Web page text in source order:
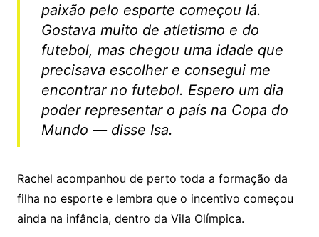
paixão pelo esporte começou lá.
Gostava muito de atletismo e do
futebol, mas chegou uma idade que
precisava escolher e consegui me
encontrar no futebol. Espero um dia
poder representar o país na Copa do
Mundo — disse Isa.
Rachel acompanhou de perto toda a formação da
filha no esporte e lembra que o incentivo começou
ainda na infância, dentro da Vila Olímpica.